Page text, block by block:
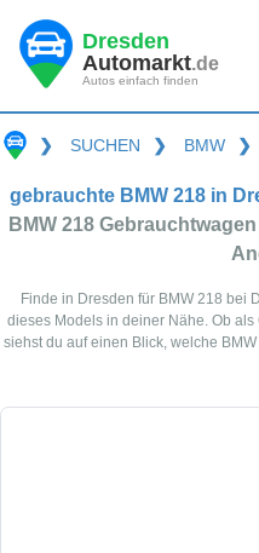
Dresden
Automarkt.de
Autos einfach finden
❯ SUCHEN ❯ BMW ❯
gebrauchte BMW 218 in
BMW 218
Finde in Dresden für BMW 218 bei
dieses Models in deiner Nähe. Ob
siehst du auf einen Blick, welche